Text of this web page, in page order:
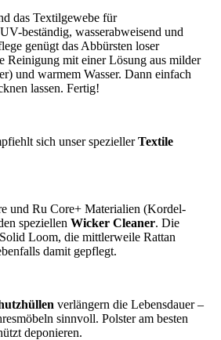
das Textilgewebe für
beständig, wasserabweisend und
genügt das Abbürsten loser
Reinigung mit einer Lösung aus milder
und warmem Wasser. Dann einfach
lassen. Fertig!
sich unser speziellerTextile
und Ru Core+ Materialien (Kordel-
speziellen Wicker Cleaner. Die
Loom, die mittlerweile Rattan
damit gepflegt.
verlängern die Lebensdauer –
sinnvoll. Polster am besten
deponieren.